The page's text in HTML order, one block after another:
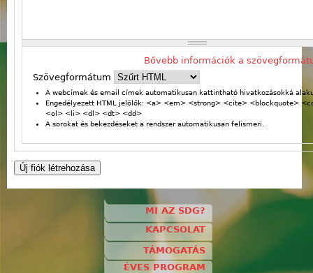
Bővebb információk a
Szövegformátum
A webcímek és email címek automatikusan kattintható hivatkozásokká
Engedélyezett HTML jelölők: <a> <em> <strong> <cite> <blockquote>
<ol> <li> <dl> <dt> <dd>
A sorokat és bekezdéseket a rendszer automatikusan felismeri.
MI AZ SDG?
KAPCSOLAT
TÁMOGATÁS
ÉVES PROGRAM